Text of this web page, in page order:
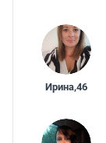
Ирина,46